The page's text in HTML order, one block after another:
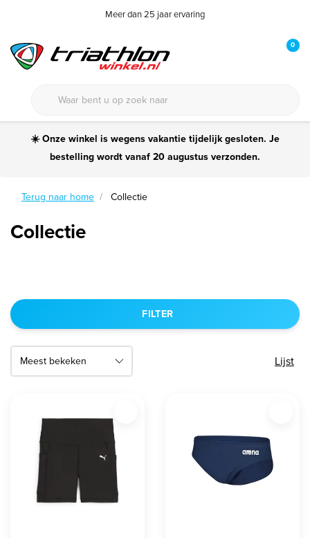
Meer dan 25 jaar ervaring
0
☀️ Onze winkel is wegens vakantie tijdelijk gesloten. Je
bestelling wordt vanaf 20 augustus verzonden.
Terug naar home Collectie
Collectie
FILTER
Lijst